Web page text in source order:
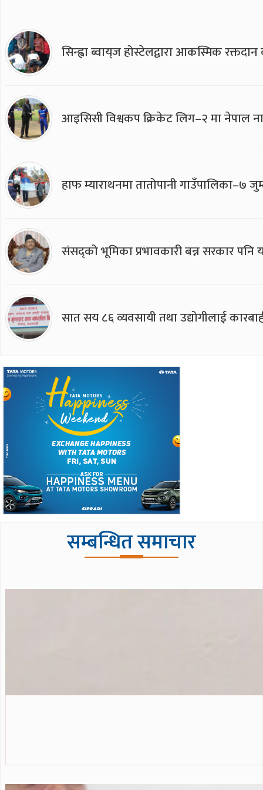
सिन्ह्वा ब्वाय्‌ज होस्टेलद्वारा आकस्मिक
आइसिसी विश्वकप क्रिकेट लिग–२ मा नेपाल
हाफ म्याराथनमा तातोपानी गाउँपालिका–७
संसद्को भूमिका प्रभावकारी बन्न सरकार पनि
सात सय ८६ व्यवसायी तथा उद्योगीलाई
सम्बन्धित समाचार